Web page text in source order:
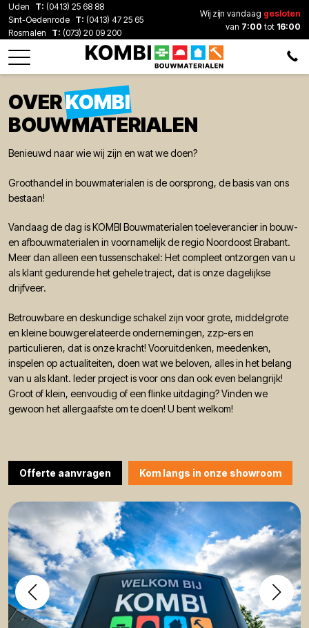
Uden T: (0413) 25 68 88
Sint-Oedenrode T: (0413) 47 25 65
Rosmalen
T: (073) 20 09 200
Wij zijn vandaag gesloten
van 7:00 tot 16:00
OVERKOMBI
BOUWMATERIALEN
Benieuwd naar wie wij zijn en wat we doen?
Groothandel in bouwmaterialen is de oorsprong, de basis van ons
bestaan!
Vandaag de dag is KOMBI Bouwmaterialen toeleverancier in bouw-
en afbouwmaterialen in voornamelijk de regio Noordoost Brabant.
Meer dan alleen een tussenschakel: Het compleet ontzorgen van u
als klant gedurende het gehele traject, dat is onze dagelijkse
drijfveer.
Betrouwbare en deskundige schakel zijn voor grote, middelgrote
en kleine bouwgerelateerde ondernemingen, zzp-ers en
particulieren, dat is onze kracht! Vooruitdenken, meedenken,
inspelen op actualiteiten, doen wat we beloven, alles in het belang
van u als klant. Ieder project is voor ons dan ook even belangrijk!
Groot of klein, eenvoudig of een flinke uitdaging? Vinden we
gewoon het allergaafste om te doen! U bent welkom!
Offerte aanvragen Kom langs in onze showroom